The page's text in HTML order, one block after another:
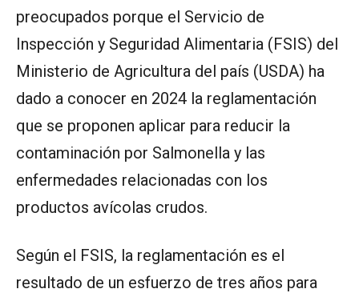
preocupados porque el Servicio de
Inspección y Seguridad Alimentaria (FSIS) del
Ministerio de Agricultura del país (USDA) ha
dado a conocer en 2024 la reglamentación
que se proponen aplicar para reducir la
contaminación por Salmonella y las
enfermedades relacionadas con los
productos avícolas crudos.
Según el FSIS, la reglamentación es el
resultado de un esfuerzo de tres años para